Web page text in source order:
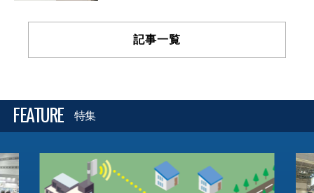
記事一覧
FEATURE 特集